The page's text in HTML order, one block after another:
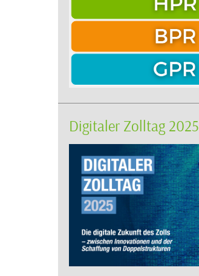
Digitaler Zolltag 2025